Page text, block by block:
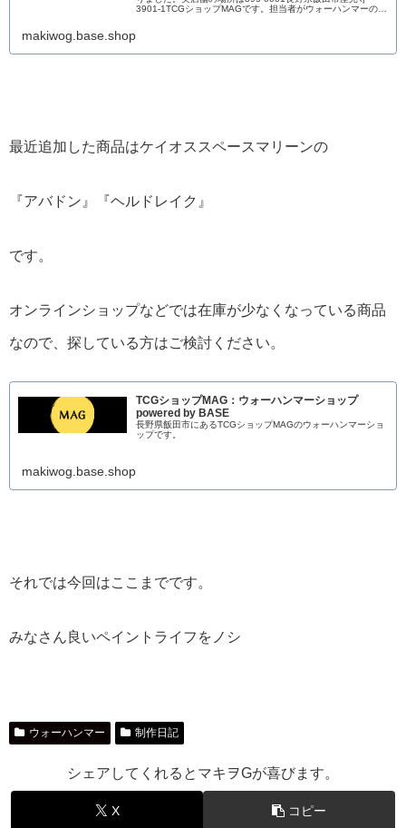
3901-1TCGショップMAGです。担当者がウォーハンマーのブ
makiwog.base.shop
最近追加した商品はケイオススペースマリーンの
『アバドン』『ヘルドレイク』
です。
オンラインショップなどでは在庫が少なくなっている商品
なので、探している方はご検討ください。
TCGショップMAG：ウォーハンマーショップ
powered by BASE
長野県飯田市にあるTCGショップMAGのウォーハンマーショ
ップです。
makiwog.base.shop
それでは今回はここまでです。
みなさん良いペイントライフをノシ
ウォーハンマー 制作日記
シェアしてくれるとマキヲGが喜びます。
X コピー